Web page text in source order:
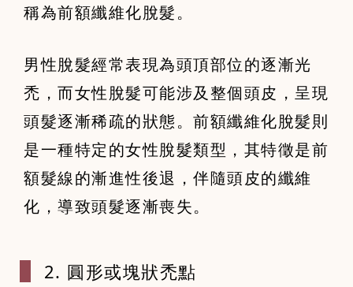
稱為前額纖維化脫髮。
男性脫髮經常表現為頭頂部位的逐漸光
禿，而女性脫髮可能涉及整個頭皮，呈現
頭髮逐漸稀疏的狀態。前額纖維化脫髮則
是一種特定的女性脫髮類型，其特徵是前
額髮線的漸進性後退，伴隨頭皮的纖維
化，導致頭髮逐漸喪失。
2. 圓形或塊狀禿點